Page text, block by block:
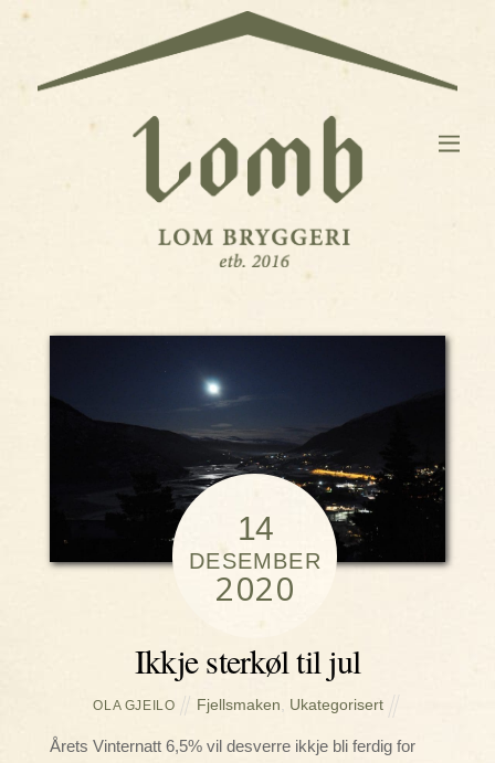
14
DESEMBER
2020
Ikkje sterkøl til jul
OLA GJEILO Fjellsmaken Ukategorisert
Årets Vinternatt 6,5% vil desverre ikkje bli ferdig for